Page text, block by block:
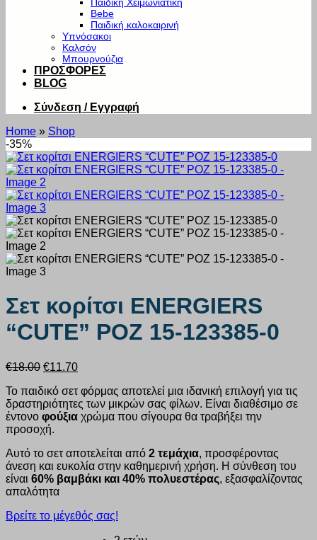
Bebe
Παιδική καλοκαιρινή
Υπνόσακοι
Καλσόν
Μπουρνούζια
ΠΡΟΣΦΟΡΕΣ
BLOG
Σύνδεση / Εγγραφή
Home » Shop
-35%
Σετ κορίτσι ENERGIERS
“CUTE” ΡΟΖ 15-123385-0
€18.00 Original
was:
€18.00.
€11.70Η
τιμή
είναι:
€11.70.
Το παιδικό σετ φόρμας αποτελεί μια ιδανική επιλογή για τις
δραστηριότητες των μικρών σας φίλων. Είναι διαθέσιμο σε
έντονο φούξια χρώμα που σίγουρα θα τραβήξει την
προσοχή.
Αυτό το σετ αποτελείται από 2 τεμάχια, προσφέροντας
άνεση και ευκολία στην καθημερινή χρήση. Η σύνθεση του
είναι 60% βαμβάκι και 40% πολυεστέρας, εξασφαλίζοντας
απαλότητα
Βρείτε το μέγεθός σας!